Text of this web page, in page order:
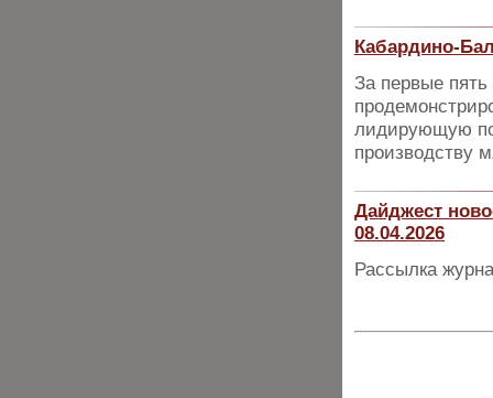
Кабардино-
За первые
лидирующую
производству
Дайджест
08.04.2026
Рассылка